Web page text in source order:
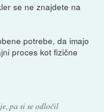
se ne znajdete na
potrebe, da imajo
proces kot fizične
pa si se odločil